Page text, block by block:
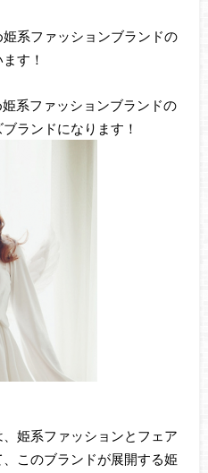
系ファッションブランドの
す！
系ファッションブランドの
ランドになります！
姫系ファッションとフェア
このブランドが展開する姫